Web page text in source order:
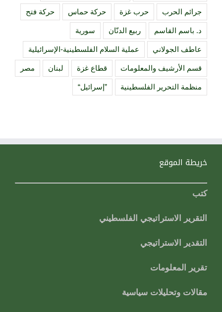
جرائم الحرب حرب غزة حركة حماس حركة فتح
د. باسم القاسم ربيع الدنّان سورية
عاطف الجولاني عملية السلام الفلسطينية-الإسرائيلية
قسم الأرشيف والمعلومات قطاع غزة لبنان مصر
منظمة التحرير الفلسطينية ”إسرائيل“
خريطة الموقع
كتب
التقرير الاستراتيجي الفلسطيني
التقدير الاستراتيجي
تقرير المعلومات
مقالات وتحليلات سياسية